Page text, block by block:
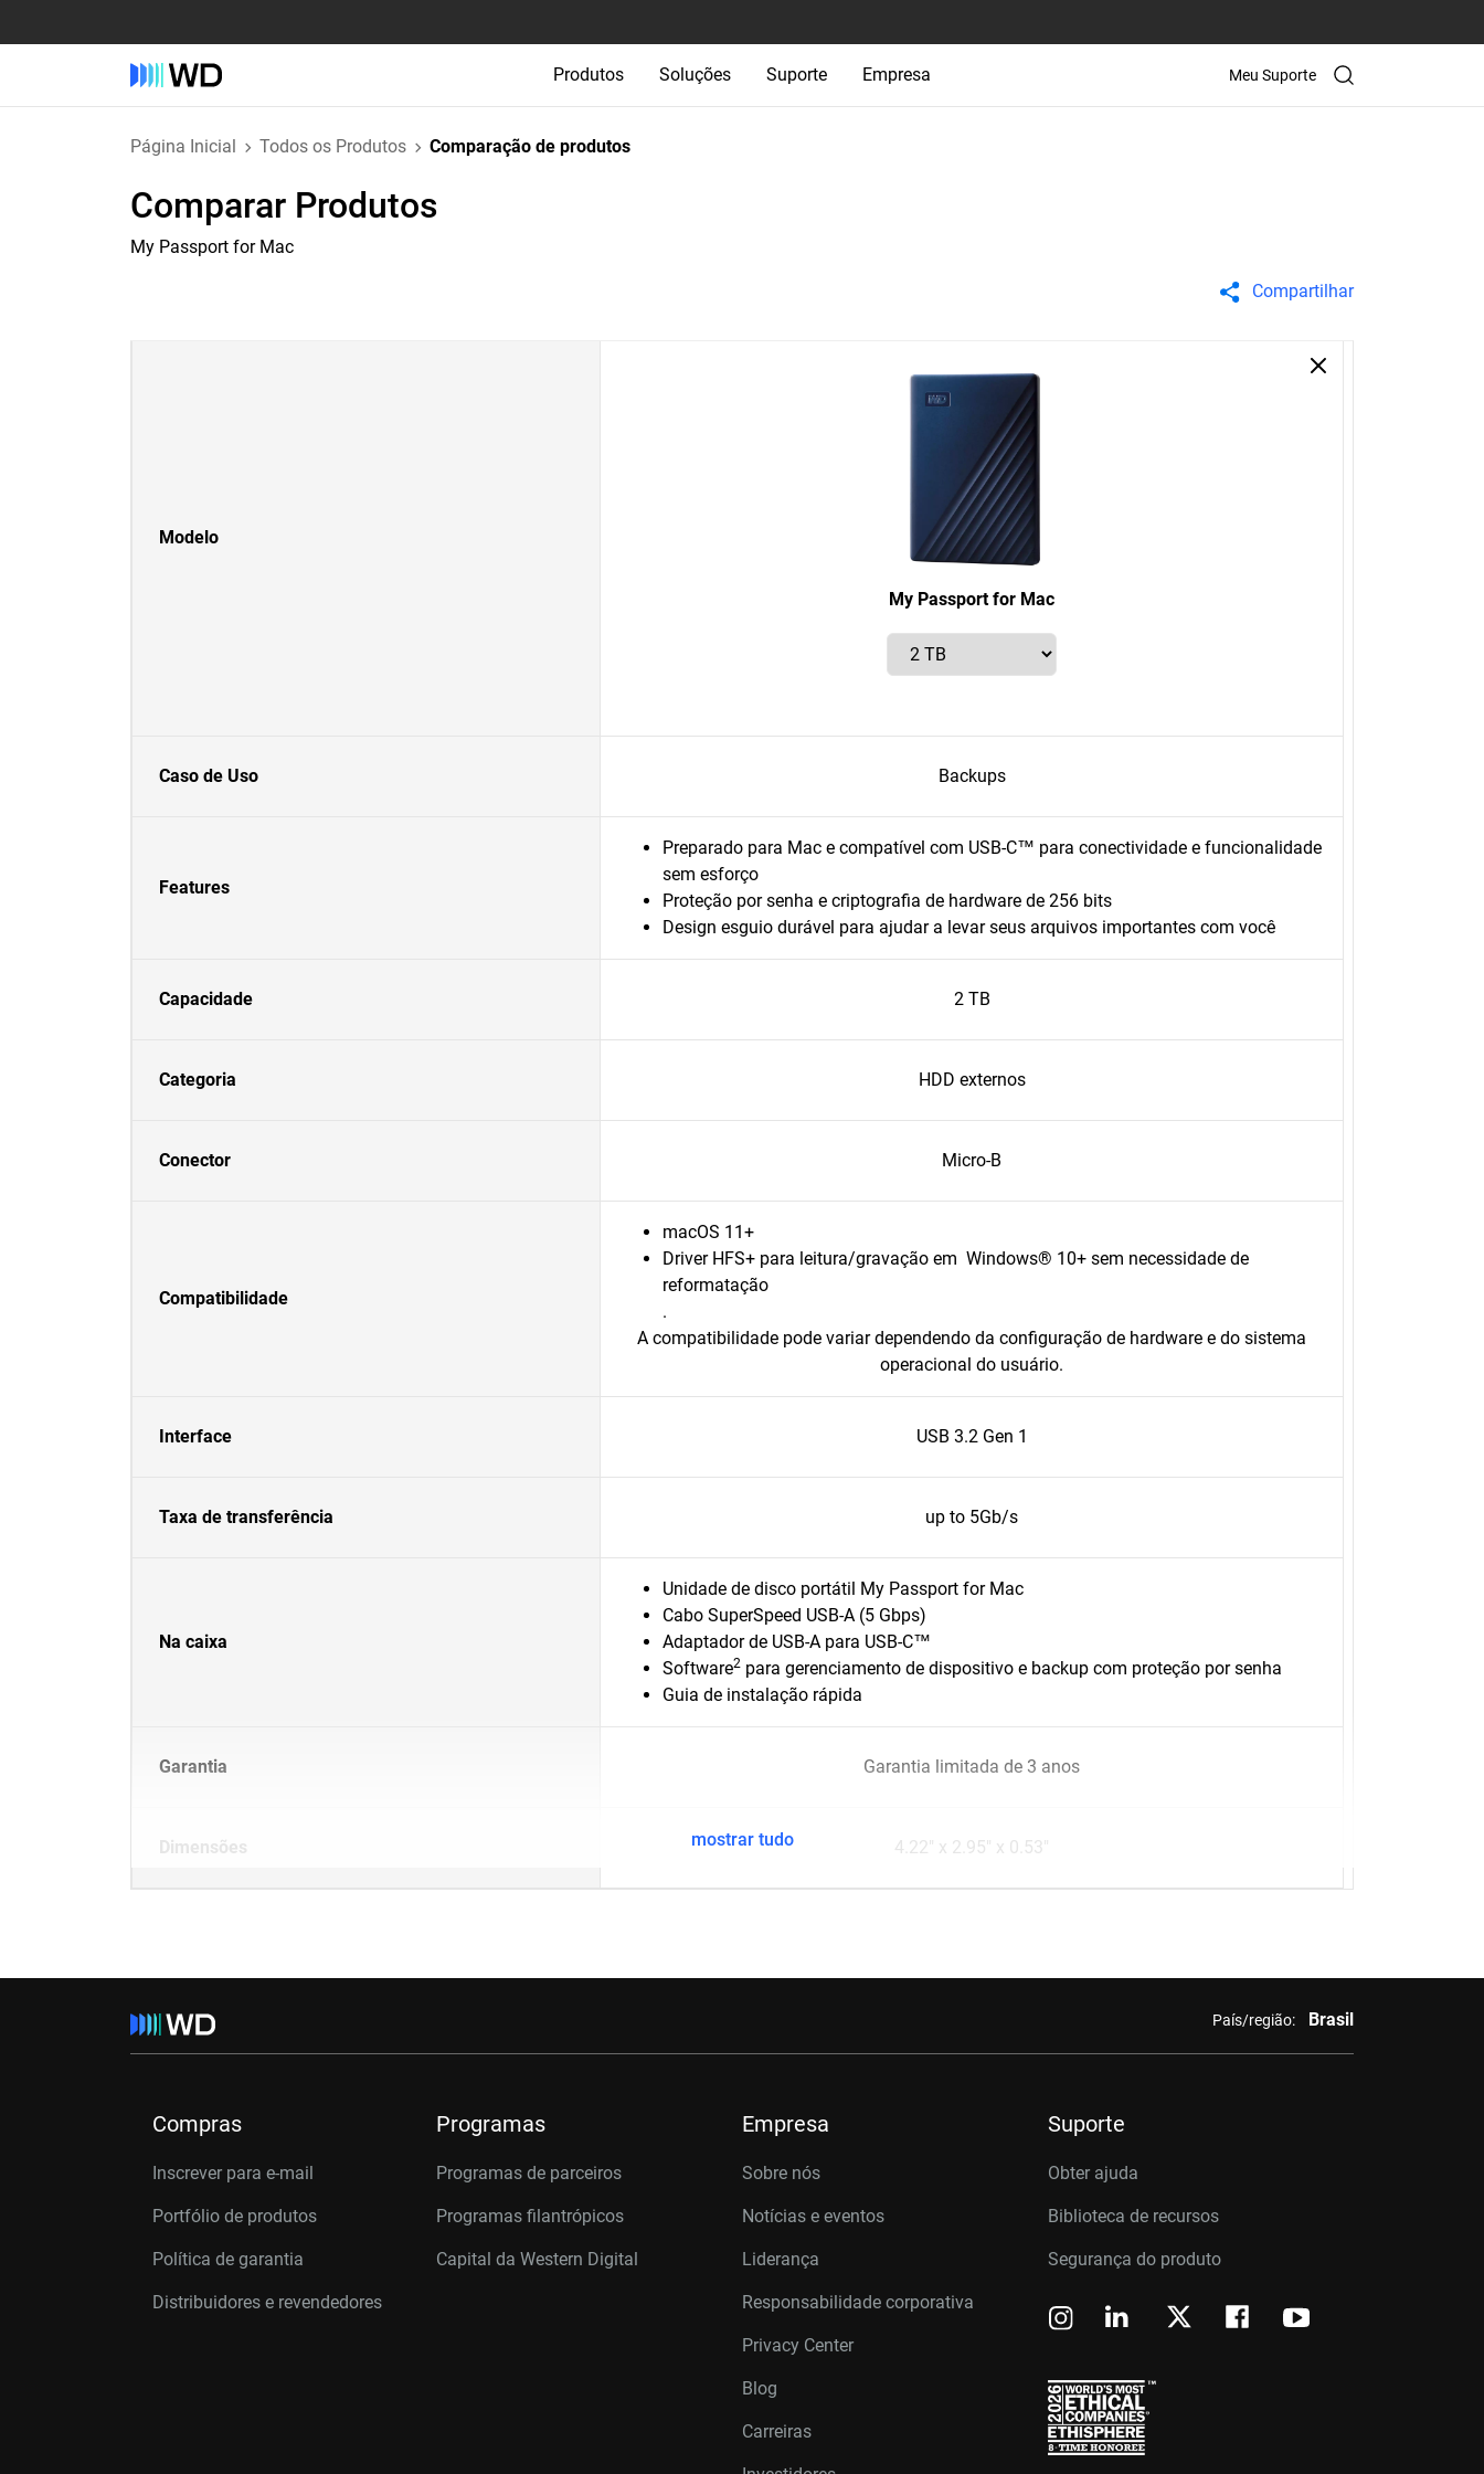
Produtos Soluções Suporte Empresa Meu Suporte
Página Inicial Todos os Produtos Comparação de produtos
Comparar Produtos
My Passport for Mac
Compartilhar
Modelo
My Passport for Mac
Caso de Uso Backups
Features
Preparado para Mac e compatível com USB-C™ para conectividade e funcionalidade
sem esforço
Proteção por senha e criptografia de hardware de 256 bits
Design esguio durável para ajudar a levar seus arquivos importantes com você
Capacidade 2 TB
Categoria HDD externos
Conector Micro-B
Compatibilidade
macOS 11+
Driver HFS+ para leitura/gravação em Windows® 10+ sem necessidade de
reformatação
.
A compatibilidade pode variar dependendo da configuração de hardware e do sistema
operacional do usuário.
Interface USB 3.2 Gen 1
Taxa de transferência up to 5Gb/s
Na caixa
Unidade de disco portátil My Passport for Mac
Cabo SuperSpeed USB-A (5 Gbps)
Adaptador de USB-A para USB-C™
Software2 para gerenciamento de dispositivo e backup com proteção por senha
Guia de instalação rápida
Garantia Garantia limitada de 3 anos
Dimensões 4.22" x 2.95" x 0.53"
mostrar tudo
País/região: Brasil
Compras
Inscrever para e-mail
Portfólio de produtos
Política de garantia
Distribuidores e revendedores
Programas
Programas de parceiros
Programas filantrópicos
Capital da Western Digital
Empresa
Sobre nós
Notícias e eventos
Liderança
Responsabilidade corporativa
Privacy Center
Blog
Carreiras
Suporte
Obter ajuda
Biblioteca de recursos
Segurança do produto